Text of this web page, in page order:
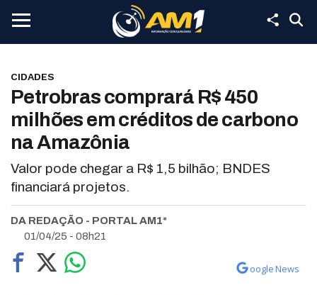
CIDADES
Petrobras comprará R$ 450
milhões em créditos de carbono
na Amazônia
Valor pode chegar a R$ 1,5 bilhão; BNDES
financiará projetos.
DA REDAÇÃO - PORTAL AM1*
01/04/25 - 08h21
oogle News